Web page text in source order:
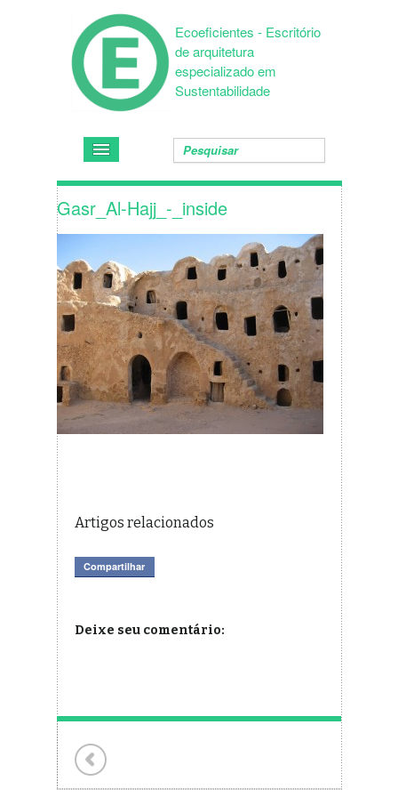
Ecoeficientes - Escritório
de arquitetura
especializado em
Sustentabilidade
Gasr_Al-Hajj_-_inside
Artigos relacionados
Compartilhar
Deixe seu comentário: